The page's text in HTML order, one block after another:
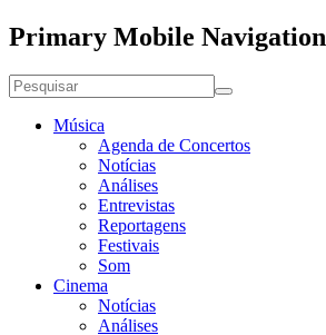
Primary Mobile Navigation
Música
Agenda de Concertos
Notícias
Análises
Entrevistas
Reportagens
Festivais
Som
Cinema
Notícias
Análises